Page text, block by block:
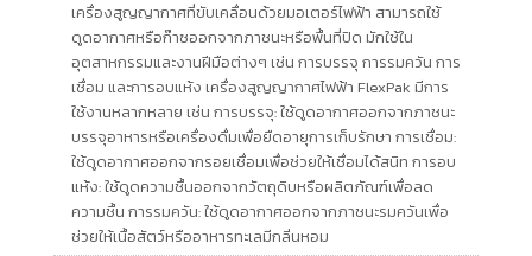
เครื่องสูญญากาศที่ขับเคลื่อนด้วยมอเตอร์ไฟฟ้า สามารถใช้
ดูดอากาศหรือก๊าซออกจากภาชนะหรือพื้นที่ปิด มักใช้ใน
อุตสาหกรรมและงานฝีมือต่างๆ เช่น การบรรจุ การรมควัน การ
เชื่อม และการอบแห้ง เครื่องสูญญากาศไฟฟ้า FlexPak มีการ
ใช้งานหลากหลาย เช่น การบรรจุ: ใช้ดูดอากาศออกจากภาชนะ
บรรจุอาหารหรือเครื่องดื่มเพื่อยืดอายุการเก็บรักษา การเชื่อม:
ใช้ดูดอากาศออกจากรอยเชื่อมเพื่อช่วยให้เชื่อมได้สนิท การอบ
แห้ง: ใช้ดูดความชื้นออกจากวัตถุดิบหรือผลิตภัณฑ์เพื่อลด
ความชื้น การรมควัน: ใช้ดูดอากาศออกจากภาชนะรมควันเพื่อ
ช่วยให้เนื้อสัตว์หรืออาหารทะเลมีกลิ่นหอม